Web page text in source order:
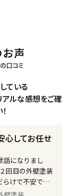
声
口コミ
ている
アルな感想をご確
心してお任せ
話になりまし
回目の外壁塗装
らけで不安でし
書かれていて